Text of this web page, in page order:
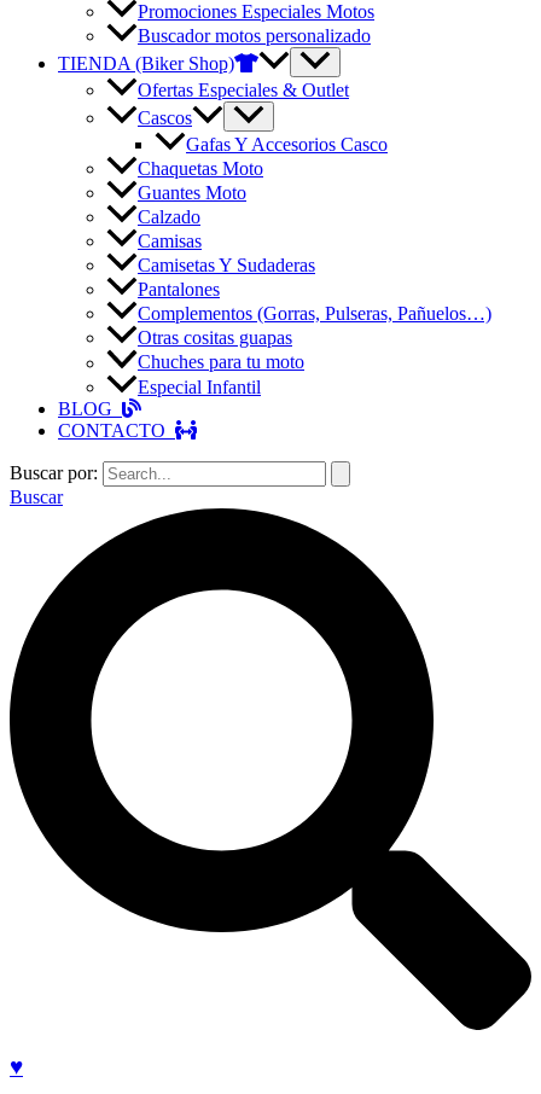
Promociones Especiales Motos
Buscador motos personalizado
TIENDA (Biker Shop)
Ofertas Especiales & Outlet
Cascos
Gafas Y Accesorios Casco
Chaquetas Moto
Guantes Moto
Calzado
Camisas
Camisetas Y Sudaderas
Pantalones
Complementos (Gorras, Pulseras, Pañuelos…)
Otras cositas guapas
Chuches para tu moto
Especial Infantil
BLOG
CONTACTO
Buscar por:
Buscar
♥